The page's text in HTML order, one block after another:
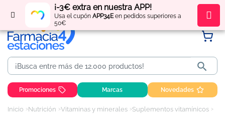
¡-3€ extra en nuestra APP!
Usa el cupón APP34Een pedidos superiores a
50€
Regístratey obténpuntos por tus compras

Promociones Marcas Novedades
Inicio Nutrición Vitaminas y minerales Suplementos vitamínicos